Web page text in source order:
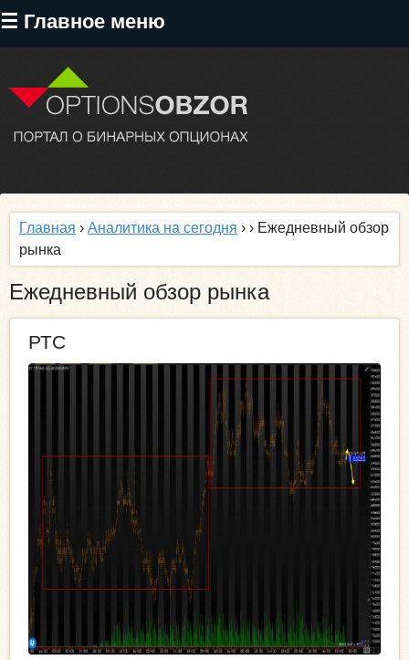
☰ Главное меню
Перейти
содержанию
Главная › Аналитика на сегодня › › Ежедневный обзор
рынка
Ежедневный обзор рынка
РТС